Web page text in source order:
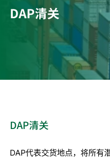
DAP清关
DAP清关
DAP代表交货地点，将所有